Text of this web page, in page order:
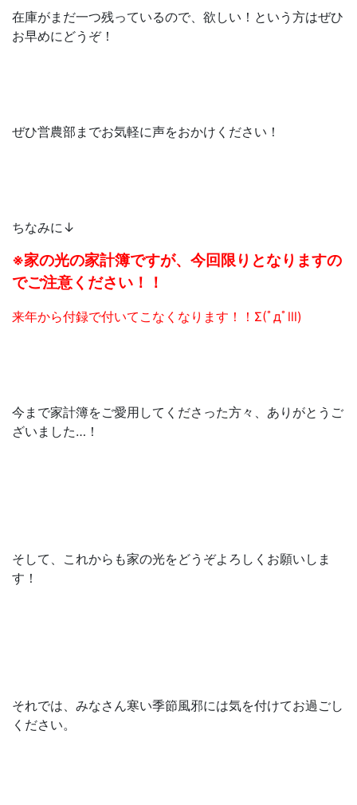
在庫がまだ一つ残っているので、欲しい！という方はぜひ
お早めにどうぞ！
ぜひ営農部までお気軽に声をおかけください！
ちなみに↓
※家の光の家計簿ですが、今回限りとなりますの
でご注意ください！！
来年から付録で付いてこなくなります！！Σ(ﾟдﾟlll)
今まで家計簿をご愛用してくださった方々、ありがとうご
ざいました…！
そして、これからも家の光をどうぞよろしくお願いしま
す！
それでは、みなさん寒い季節風邪には気を付けてお過ごし
ください。